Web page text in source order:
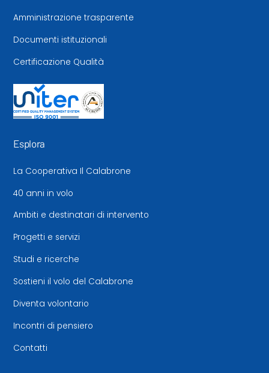
Amministrazione trasparente
Documenti istituzionali
Certificazione Qualità
Esplora
La Cooperativa Il Calabrone
40 anni in volo
Ambiti e destinatari di intervento
Progetti e servizi
Studi e ricerche
Sostieni il volo del Calabrone
Diventa volontario
Incontri di pensiero
Contatti